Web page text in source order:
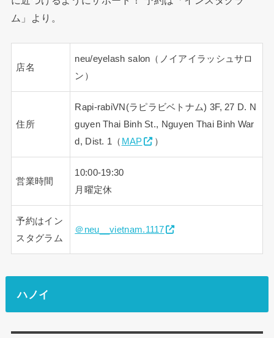
ム」より。
店名
neu/eyelash salon（ノイアイラッシュサロ
ン）
住所
Rapi-rabiVN(ラピラビベトナム) 3F, 27 D. N
guyen Thai Binh St., Nguyen Thai Binh War
d, Dist. 1（ MAP ）
営業時間
10:00-19:30
月曜定休
予約はイン
スタグラム
＠neu__vietnam.1117
ハノイ